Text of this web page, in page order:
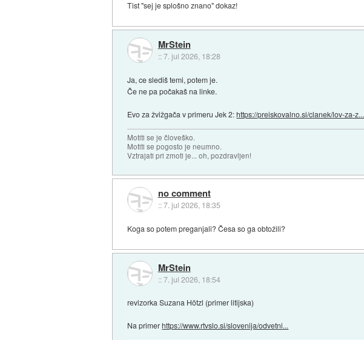
Tist "sej je splošno znano" dokaz!
MrStein
::7. jul 2026, 18:28
Ja, ce slediš temi, potem je.
Če ne pa počakaš na linke.
Evo za žvižgača v primeru Jek 2:https://preiskovalno.si/clanek/lov-za-z...
Motiti se je človeško.
Motiti se pogosto je neumno.
Vztrajati pri zmoti je... oh, pozdravljen!
no comment
::7. jul 2026, 18:35
Koga so potem preganjali? Česa so ga obtožili?
MrStein
::7. jul 2026, 18:54
revizorka Suzana Hötzl (primer litijska)
Na primerhttps://www.rtvslo.si/slovenija/odvetni...